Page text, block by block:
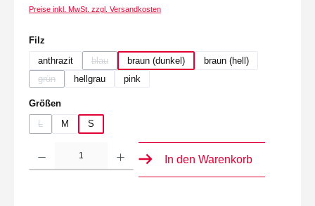
Preise inkl. MwSt. zzgl. Versandkosten
Filz
anthrazit
blau
(Diese Option ist zurzeit nicht verfügbar.)
braun (dunkel)
braun (hell)
grün
(Diese Option ist zurzeit nicht verfügbar.)
hellgrau pink
Größenauswählen
L
M S
In den Warenkorb